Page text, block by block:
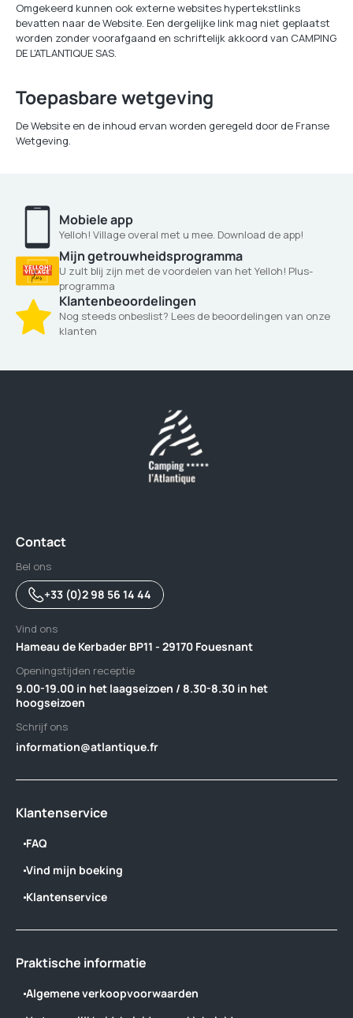
Omgekeerd kunnen ook externe websites hypertekstlinks
bevatten naar de Website. Een dergelijke link mag niet geplaatst
worden zonder voorafgaand en schriftelijk akkoord van CAMPING
DE L'ATLANTIQUE SAS.
Toepasbare wetgeving
De Website en de inhoud ervan worden geregeld door de Franse
Wetgeving.
Mobiele app
Yelloh! Village overal met u mee. Download de app!
Mijn getrouwheidsprogramma
U zult blij zijn met de voordelen van het Yelloh! Plus-
programma
Klantenbeoordelingen
Nog steeds onbeslist? Lees de beoordelingen van onze
klanten
Contact
Bel ons
+33 (0)2 98 56 14 44
Vind ons
Hameau de Kerbader BP11 - 29170 Fouesnant
Openingstijden receptie
9.00-19.00 in het laagseizoen / 8.30-8.30 in het
hoogseizoen
Schrijf ons
information@atlantique.fr
Klantenservice
FAQ
Vind mijn boeking
Klantenservice
Praktische informatie
Algemene verkoopvoorwaarden